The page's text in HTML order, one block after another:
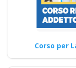
Corso per